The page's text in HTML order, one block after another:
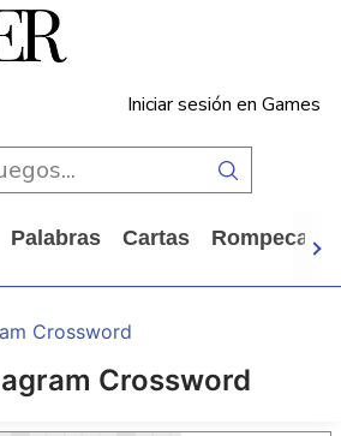
Iniciar sesión en Games
Palabras Cartas
Crossword
Crossword